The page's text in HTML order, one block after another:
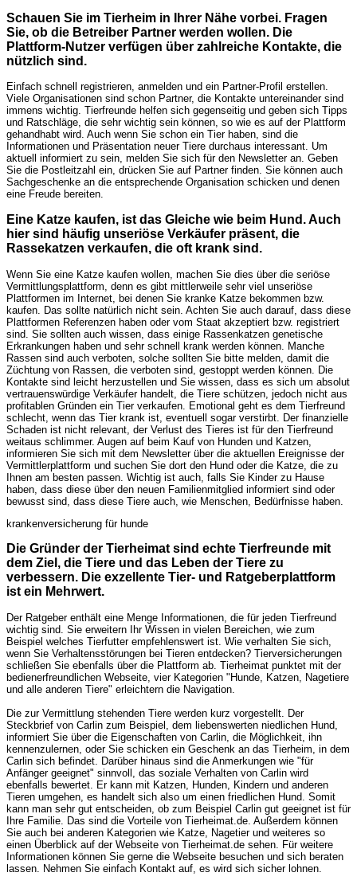
Schauen Sie im Tierheim in Ihrer Nähe vorbei. Fragen
Sie, ob die Betreiber Partner werden wollen. Die
Plattform-Nutzer verfügen über zahlreiche Kontakte, die
nützlich sind.
Einfach schnell registrieren, anmelden und ein Partner-Profil erstellen.
Viele Organisationen sind schon Partner, die Kontakte untereinander sind
immens wichtig. Tierfreunde helfen sich gegenseitig und geben sich Tipps
und Ratschläge, die sehr wichtig sein können, so wie es auf der Plattform
gehandhabt wird. Auch wenn Sie schon ein Tier haben, sind die
Informationen und Präsentation neuer Tiere durchaus interessant. Um
aktuell informiert zu sein, melden Sie sich für den Newsletter an. Geben
Sie die Postleitzahl ein, drücken Sie auf Partner finden. Sie können auch
Sachgeschenke an die entsprechende Organisation schicken und denen
eine Freude bereiten.
Eine Katze kaufen, ist das Gleiche wie beim Hund. Auch
hier sind häufig unseriöse Verkäufer präsent, die
Rassekatzen verkaufen, die oft krank sind.
Wenn Sie eine Katze kaufen wollen, machen Sie dies über die seriöse
Vermittlungsplattform, denn es gibt mittlerweile sehr viel unseriöse
Plattformen im Internet, bei denen Sie kranke Katze bekommen bzw.
kaufen. Das sollte natürlich nicht sein. Achten Sie auch darauf, dass diese
Plattformen Referenzen haben oder vom Staat akzeptiert bzw. registriert
sind. Sie sollten auch wissen, dass einige Rassenkatzen genetische
Erkrankungen haben und sehr schnell krank werden können. Manche
Rassen sind auch verboten, solche sollten Sie bitte melden, damit die
Züchtung von Rassen, die verboten sind, gestoppt werden können. Die
Kontakte sind leicht herzustellen und Sie wissen, dass es sich um absolut
vertrauenswürdige Verkäufer handelt, die Tiere schützen, jedoch nicht aus
profitablen Gründen ein Tier verkaufen. Emotional geht es dem Tierfreund
schlecht, wenn das Tier krank ist, eventuell sogar verstirbt. Der finanzielle
Schaden ist nicht relevant, der Verlust des Tieres ist für den Tierfreund
weitaus schlimmer. Augen auf beim Kauf von Hunden und Katzen,
informieren Sie sich mit dem Newsletter über die aktuellen Ereignisse der
Vermittlerplattform und suchen Sie dort den Hund oder die Katze, die zu
Ihnen am besten passen. Wichtig ist auch, falls Sie Kinder zu Hause
haben, dass diese über den neuen Familienmitglied informiert sind oder
bewusst sind, dass diese Tiere auch, wie Menschen, Bedürfnisse haben.
krankenversicherung für hunde
Die Gründer der Tierheimat sind echte Tierfreunde mit
dem Ziel, die Tiere und das Leben der Tiere zu
verbessern. Die exzellente Tier- und Ratgeberplattform
ist ein Mehrwert.
Der Ratgeber enthält eine Menge Informationen, die für jeden Tierfreund
wichtig sind. Sie erweitern Ihr Wissen in vielen Bereichen, wie zum
Beispiel welches Tierfutter empfehlenswert ist. Wie verhalten Sie sich,
wenn Sie Verhaltensstörungen bei Tieren entdecken? Tierversicherungen
schließen Sie ebenfalls über die Plattform ab. Tierheimat punktet mit der
bedienerfreundlichen Webseite, vier Kategorien "Hunde, Katzen, Nagetiere
und alle anderen Tiere" erleichtern die Navigation.
Die zur Vermittlung stehenden Tiere werden kurz vorgestellt. Der
Steckbrief von Carlin zum Beispiel, dem liebenswerten niedlichen Hund,
informiert Sie über die Eigenschaften von Carlin, die Möglichkeit, ihn
kennenzulernen, oder Sie schicken ein Geschenk an das Tierheim, in dem
Carlin sich befindet. Darüber hinaus sind die Anmerkungen wie "für
Anfänger geeignet" sinnvoll, das soziale Verhalten von Carlin wird
ebenfalls bewertet. Er kann mit Katzen, Hunden, Kindern und anderen
Tieren umgehen, es handelt sich also um einen friedlichen Hund. Somit
kann man sehr gut entscheiden, ob zum Beispiel Carlin gut geeignet ist für
Ihre Familie. Das sind die Vorteile von Tierheimat.de. Außerdem können
Sie auch bei anderen Kategorien wie Katze, Nagetier und weiteres so
einen Überblick auf der Webseite von Tierheimat.de sehen. Für weitere
Informationen können Sie gerne die Webseite besuchen und sich beraten
lassen. Nehmen Sie einfach Kontakt auf, es wird sich sicher lohnen.